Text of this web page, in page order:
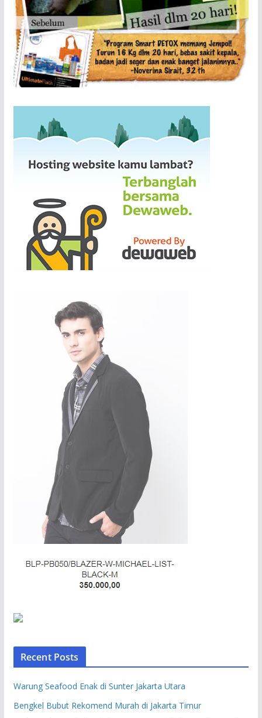
Recent Posts
Warung Seafood Enak di Sunter Jakarta Utara
Bengkel Bubut Rekomend Murah di Jakarta Timur